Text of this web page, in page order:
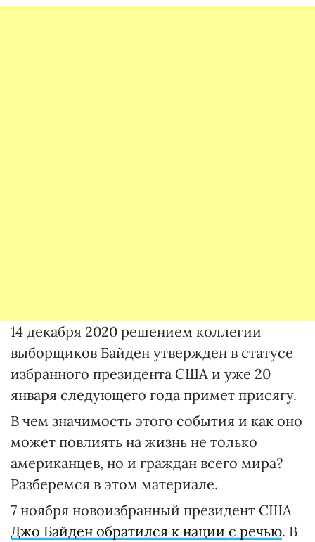
14 декабря 2020 решением коллегии
выборщиков Байден утвержден в статусе
избранного президента США и уже 20
января следующего года примет присягу.
В чем значимость этого события и как оно
может повлиять на жизнь не только
американцев, но и граждан всего мира?
Разберемся в этом материале.
7 ноября новоизбранный президент США
Джо Байден обратился к нации с речью. В